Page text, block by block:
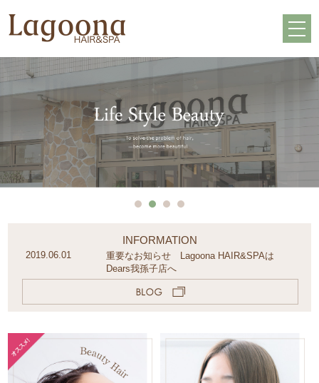
INFORMATION
2019.06.01
重要なお知らせ Lagoona HAIR&SPAは
Dears我孫子店へ